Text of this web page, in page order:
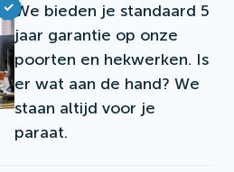
We bieden je standaard 5
jaar garantie op onze
poorten en hekwerken. Is
er wat aan de hand? We
staan altijd voor je
paraat.